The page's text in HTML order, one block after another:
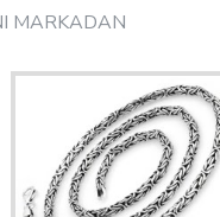
MARKADAN